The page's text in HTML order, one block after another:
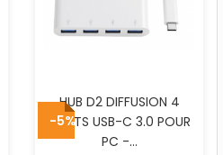
HUB D2 DIFFUSION 4
PORTS USB-C 3.0 POUR
PC -...
-5%